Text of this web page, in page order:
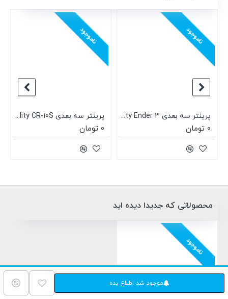
موجود شد اطلاع بده
ناموجود
پرینتر سه بعدی Creality Ender 3
0 تومان
ناموجود
پرینتر سه بعدی Creality CR-10S
0 تومان
محصولاتی که جدیدا دیده اید
ناموجود